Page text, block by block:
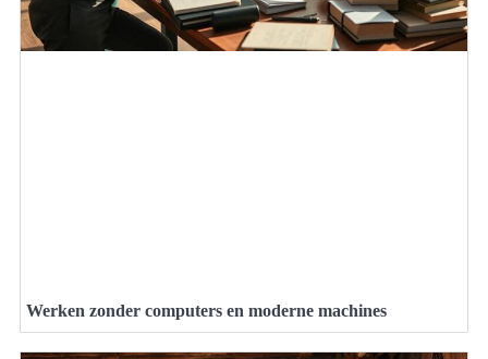
Werken zonder computers en moderne machines